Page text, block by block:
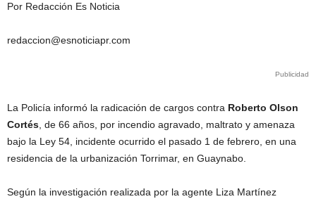
Por Redacción Es Noticia
redaccion@esnoticiapr.com
Publicidad
La Policía informó la radicación de cargos contra Roberto Olson
Cortés , de 66 años, por incendio agravado, maltrato y amenaza
bajo la Ley 54, incidente ocurrido el pasado 1 de febrero, en una
residencia de la urbanización Torrimar, en Guaynabo.
Según la investigación realizada por la agente Liza Martínez